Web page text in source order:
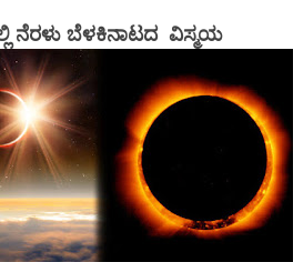
ನೆರಳು ಬೆಳಕಿನಾಟದ ವಿಸ್ಮಯ